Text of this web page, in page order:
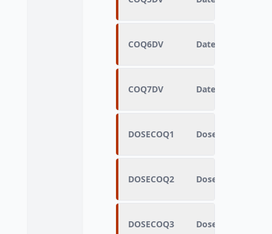
COQ6DV Date de la 6ème
COQ7DV Date de la 7ème
DOSECOQ1 Dose du 1er
DOSECOQ2 Dose du 2ème
DOSECOQ3 Dose du 3ème